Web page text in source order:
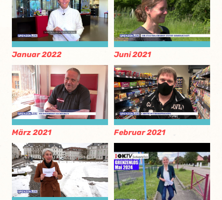
Januar 2022 Juni 2021
März 2021 Februar 2021